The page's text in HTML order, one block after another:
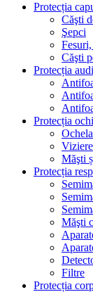
Protecția
Căşti
Şepci
Căşti
Protecția
Protecția
Viziere
Măşti
Protecția
Măşti
Filtre
Protecția